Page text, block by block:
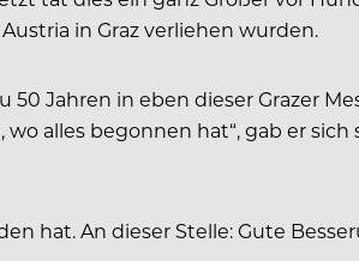
in Graz verliehen wurden.
Jahren in eben dieser Grazer
alles begonnen hat“, gab er
hat. An dieser Stelle: Gute